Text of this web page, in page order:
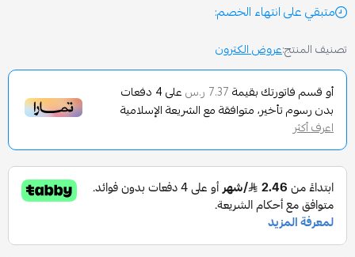
الخصم:
عروض الكترون
بقيمة 7.37 ر.س على4دفعات
متوافقة مع الشريعة الإسلامية